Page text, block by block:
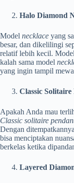
Halo Diamond
Model necklace yang
besar, dan dikelilingi
relatif lebih kecil.
kalah sama model
yang ingin tampil
Classic Solitaire
Apakah Anda mau
Classic solitaire
Dengan
bisa menciptakan
berkelas ketika
Layered